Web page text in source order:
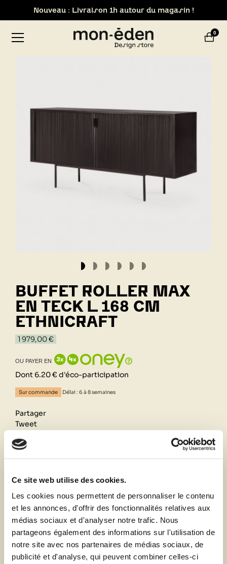
Ce site web utilise des cookies.
Les cookies nous permettent de personnaliser le contenu
et les annonces, d'offrir des fonctionnalités relatives aux
médias sociaux et d'analyser notre trafic. Nous
partageons également des informations sur l'utilisation de
notre site avec nos partenaires de médias sociaux, de
publicité et d'analyse, qui peuvent combiner celles-ci
BUFFET ROLLER MAX
EN TECK L 168 CM
ETHNICRAFT
1 979,00 €
OU PAYER EN
Dont 6.20 € d'éco-participation
Sur commande Délai : 6 à 8 semaines
Partager
Tweet
magasin
Paiement 100% sécurisé
Paiement en 3 ou 4 fois sans frais
Description
Retrait de votre commande dans notre design store de
Lyon-Brignais 0